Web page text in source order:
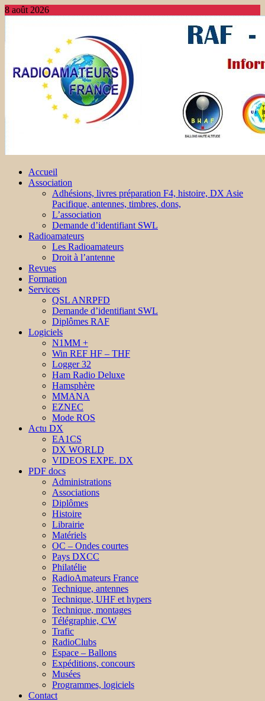
8 août 2026
Accueil
Association
Adhésions, livres préparation F4, histoire, DX Asie
Pacifique, antennes, timbres, dons,
L’association
Demande d’identifiant SWL
Radioamateurs
Les Radioamateurs
Droit à l’antenne
Revues
Formation
Services
QSL ANRPFD
Demande d’identifiant SWL
Diplômes RAF
Logiciels
N1MM +
Win REF HF – THF
Logger 32
Ham Radio Deluxe
Hamsphère
MMANA
EZNEC
Mode ROS
Actu DX
EA1CS
DX WORLD
VIDEOS EXPE. DX
PDF docs
Administrations
Associations
Diplômes
Histoire
Librairie
Matériels
OC – Ondes courtes
Pays DXCC
Philatélie
RadioAmateurs France
Technique, antennes
Technique, UHF et hypers
Technique, montages
Télégraphie, CW
Trafic
RadioClubs
Espace – Ballons
Expéditions, concours
Musées
Programmes, logiciels
Contact